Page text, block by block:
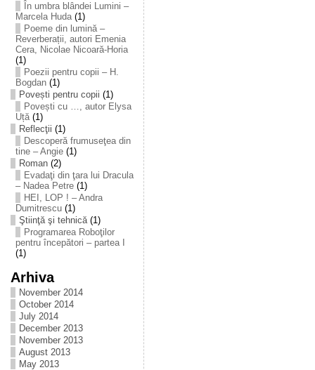
În umbra blândei Lumini –
Marcela Huda(1)
Poeme din lumină –
Reverberații, autori Emenia
Cera, Nicolae Nicoară-Horia
(1)
Poezii pentru copii – H.
Bogdan(1)
Povești pentru copii (1)
Povești cu …, autor Elysa
Uță(1)
Reflecţii (1)
Descoperă frumuseţea din
tine – Angie(1)
Roman(2)
Evadaţi din ţara lui Dracula
– Nadea Petre(1)
HEI, LOP ! – Andra
Dumitrescu(1)
Ştiinţă şi tehnică(1)
Programarea Roboţilor
pentru începători – partea I
(1)
Arhiva
November 2014
October 2014
July 2014
December 2013
November 2013
August 2013
May 2013